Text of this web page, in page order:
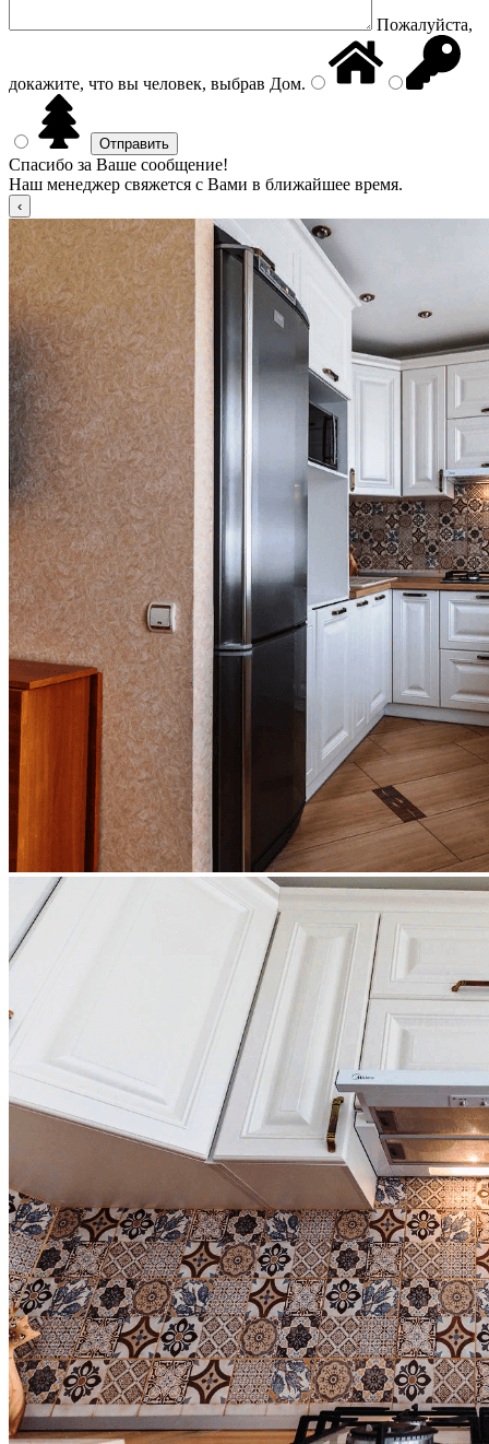
Пожалуйста,
докажите, что вы человек, выбрав Дом.
Спасибо за Ваше сообщение!
Наш менеджер свяжется с Вами в ближайшее время.